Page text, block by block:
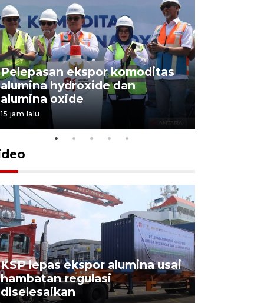
Pelepasan ekspor komoditas
alumina hydroxide dan
alumina oxide
15 jam lalu
KSP lepas ekspor alumina usai
hambatan regulasi
diselesaikan